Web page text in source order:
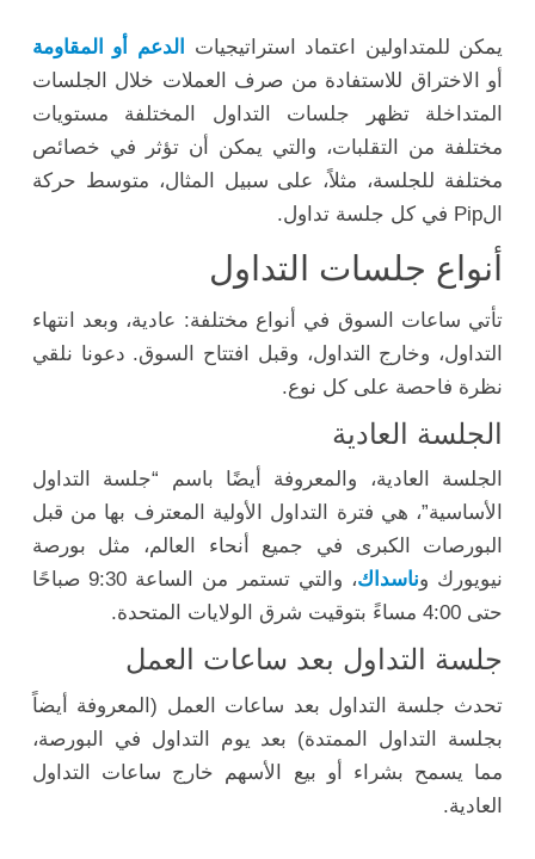
يمكن للمتداولين اعتماد استراتيجيات
الدعم أو المقاومة
أو الاختراق للاستفادة من صرف العملات خلال الجلسات
المتداخلة تظهر جلسات التداول المختلفة مستويات
مختلفة من التقلبات، والتي يمكن أن تؤثر في خصائص
مختلفة للجلسة، مثلاً، على سبيل المثال، متوسط حركة
الPip في كل جلسة تداول.
أنواع جلسات التداول
تأتي ساعات السوق في أنواع مختلفة: عادية، وبعد انتهاء
التداول، وخارج التداول، وقبل افتتاح السوق. دعونا نلقي
نظرة فاحصة على كل نوع.
الجلسة العادية
الجلسة العادية، والمعروفة أيضًا باسم “جلسة التداول
الأساسية”، هي فترة التداول الأولية المعترف بها من قبل
البورصات الكبرى في جميع أنحاء العالم، مثل بورصة
نيويورك وناسداك
، والتي تستمر من الساعة 9:30 صباحًا
حتى 4:00 مساءً بتوقيت شرق الولايات المتحدة.
جلسة التداول بعد ساعات العمل
تحدث جلسة التداول بعد ساعات العمل (المعروفة أيضاً
بجلسة التداول الممتدة) بعد يوم التداول في البورصة،
مما يسمح بشراء أو بيع الأسهم خارج ساعات التداول
العادية.